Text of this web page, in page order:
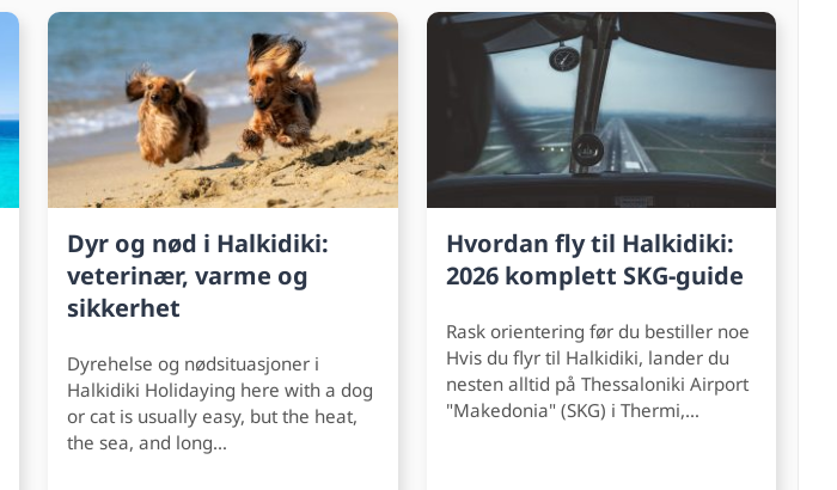
Dyr og nød i Halkidiki:
veterinær, varme og
sikkerhet
Dyrehelse og nødsituasjoner i
Halkidiki Holidaying here with a dog
or cat is usually easy, but the heat,
the sea, and long…
Hvordan fly til Halkidiki:
2026 komplett SKG-guide
Rask orientering før du bestiller noe
Hvis du flyr til Halkidiki, lander du
nesten alltid på Thessaloniki Airport
"Makedonia" (SKG) i Thermi,…